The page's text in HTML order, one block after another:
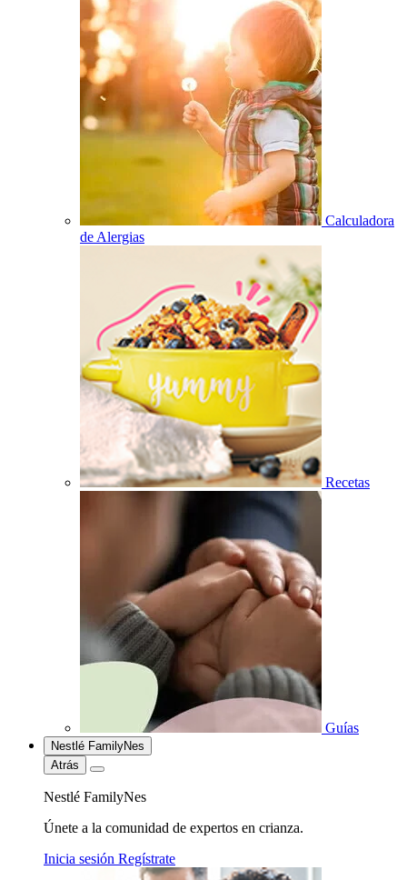
Calculadora
de Alergias
Recetas
Guías
Nestlé FamilyNes
Atrás
Nestlé FamilyNes
Únete a la comunidad de expertos en crianza.
Inicia sesión Regístrate